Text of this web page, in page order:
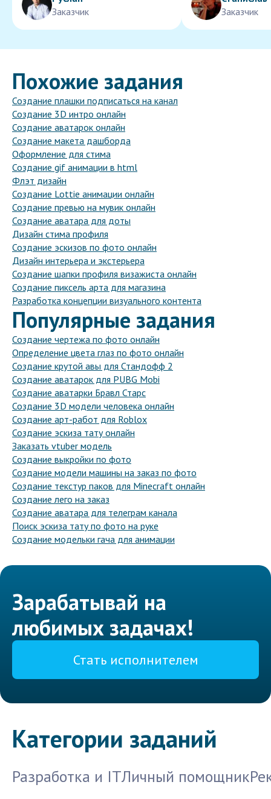
Заказчик
Заказчик
Похожие задания
Создание плашки подписаться на канал
Создание 3D интро онлайн
Создание аватарок онлайн
Создание макета дашборда
Оформление для стима
Создание gif анимации в html
Флэт дизайн
Создание Lottie анимации онлайн
Создание превью на мувик онлайн
Создание аватара для доты
Дизайн стима профиля
Создание эскизов по фото онлайн
Дизайн интерьера и экстерьера
Создание шапки профиля визажиста онлайн
Создание пиксель арта для магазина
Разработка концепции визуального контента
Популярные задания
Создание чертежа по фото онлайн
Определение цвета глаз по фото онлайн
Создание крутой авы для Стандофф 2
Создание аватарок для PUBG Mobi
Создание аватарки Бравл Старс
Создание 3D модели человека онлайн
Создание арт-работ для Roblox
Создание эскиза тату онлайн
Заказать vtuber модель
Создание выкройки по фото
Создание модели машины на заказ по фото
Создание текстур паков для Minecraft онлайн
Создание лего на заказ
Создание аватара для телеграм канала
Поиск эскиза тату по фото на руке
Создание модельки гача для анимации
Зарабатывай на
любимых задачах!
Стать исполнителем
Категории заданий
Разработка и ITЛичный помощник